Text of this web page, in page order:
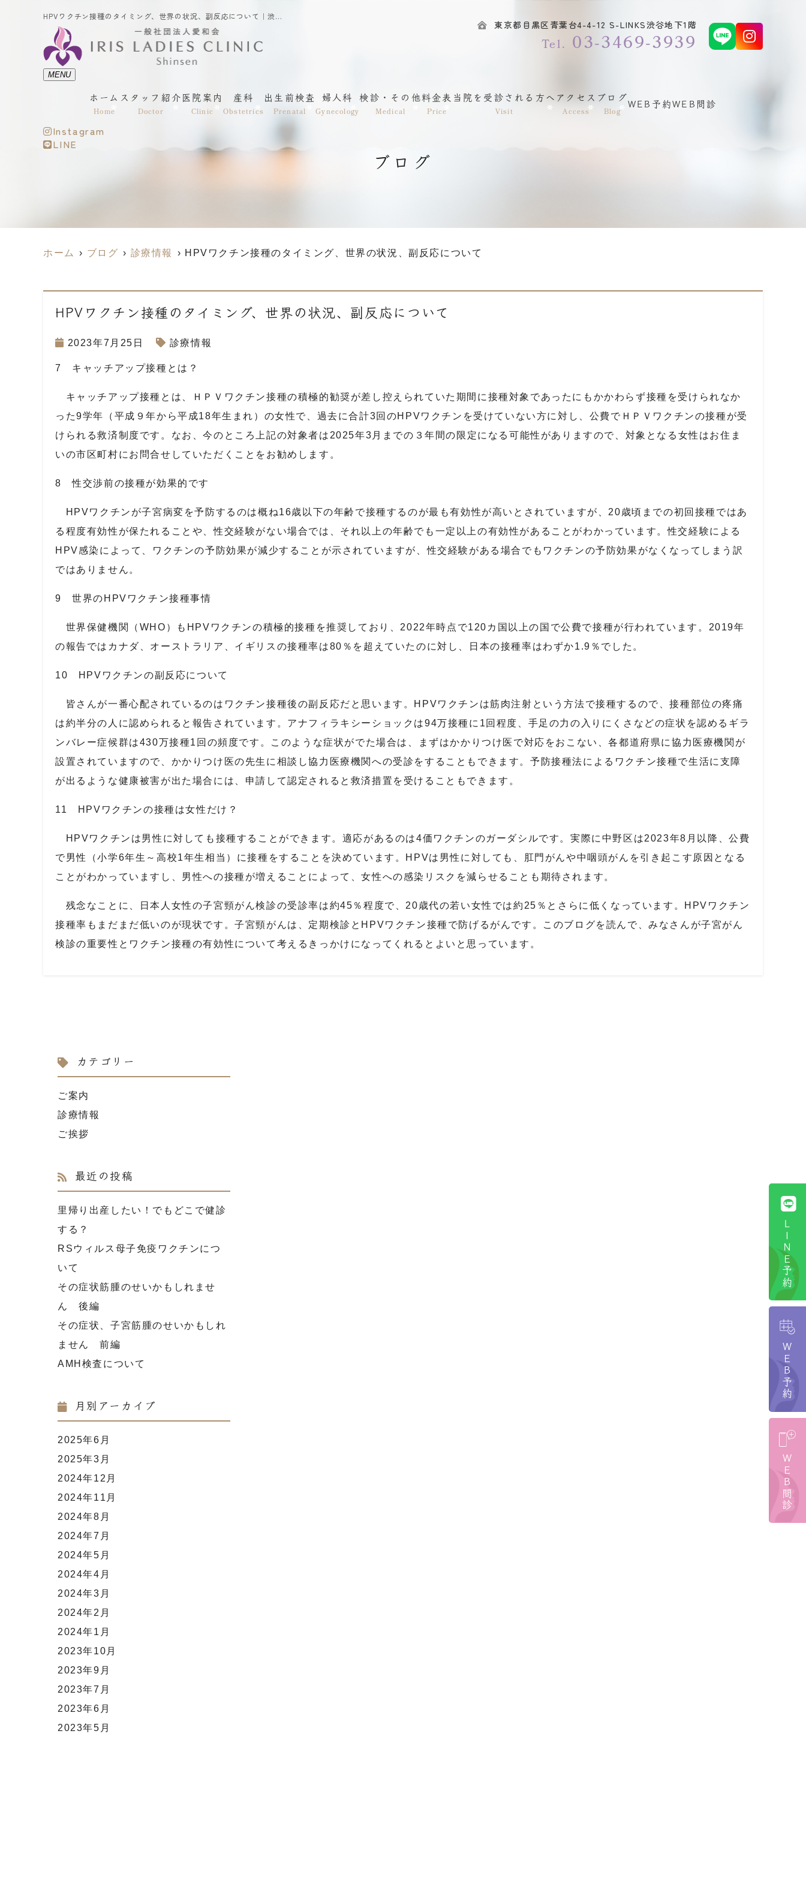
HPVワクチン接種のタイミング、世界の状況、副反応について｜渋谷・神泉｜目黒区の産婦人科｜IRISレディースクリニック神泉
東京都目黒区青葉台4-4-12 S-LINKS渋谷地下1階
Tel. 03-3469-3939
MENU
ホーム
Home
スタッフ紹介
Doctor
医院案内
Clinic
産科
Obstetrics
出生前検査
Prenatal
婦人科
Gynecology
検診・その他
Medical
料金表
Price
当院を受診される方へ
Visit
アクセス
Access
ブログ
Blog
WEB予約 WEB問診
Instagram
LINE
ＬＩＮＥ予約
ＷＥＢ予約
ＷＥＢ問診
ブログ
ホーム ブログ 診療情報 HPVワクチン接種のタイミング、世界の状況、副反応について
HPVワクチン接種のタイミング、世界の状況、副反応について
2023年7月25日 診療情報
7 キャッチアップ接種とは？
キャッチアップ接種とは、ＨＰＶワクチン接種の積極的勧奨が差し控えられていた期間に接種対象であったにもかかわらず接種を受けられなか
った9学年（平成９年から平成18年生まれ）の女性で、過去に合計3回のHPVワクチンを受けていない方に対し、公費でＨＰＶワクチンの接種が受
けられる救済制度です。なお、今のところ上記の対象者は 2025年3 月までの３年間の限定になる可能性がありますので、対象となる女性はお住ま
いの市区町村にお問合せしていただくことをお勧めします。
8 性交渉前の接種が効果的です
HPVワクチンが子宮病変を予防するのは概ね16歳以下の年齢で接種するのが最も有効性が高いとされていますが、 20歳頃までの初回接種ではあ
る程度有効性が保たれることや、性交経験がない場合では、それ以上の年齢でも一定以上の有効性があることがわかっています。性交経験による
HPV感染によって、ワクチンの予防効果が減少することが示されていますが、性交経験がある場合でもワクチンの予防効果がなくなってしまう訳
ではありません。
9 世界のHPVワクチン接種事情
世界保健機関（ WHO ）も HPV ワクチンの積極的接種を推奨しており、 2022年時点で120 カ国以上の国で公費で接種が行われています。 2019年
の報告ではカナダ、オーストラリア、イギリスの接種率は80 ％を超えていたのに対し、日本の接種率はわずか1.9 ％でした。
10 HPVワクチンの副反応について
皆さんが一番心配されているのはワクチン接種後の副反応だと思います。 HPVワクチンは筋肉注射という方法で接種するので、接種部位の疼痛
は約半分の人に認められると報告されています。アナフィラキシーショックは94万接種に 1 回程度、手足の力の入りにくさなどの症状を認めるギラ
ンバレー症候群は430万接種1 回の頻度です。このような症状がでた場合は、まずはかかりつけ医で対応をおこない、各都道府県に協力医療機関が
設置されていますので、かかりつけ医の先生に相談し協力医療機関への受診をすることもできます。予防接種法によるワクチン接種で生活に支障
が出るような健康被害が出た場合には、申請して認定されると救済措置を受けることもできます。
11 HPVワクチンの接種は女性だけ？
HPVワクチンは男性に対しても接種することができます。適応があるのは4価ワクチンのガーダシルです。実際に中野区は2023年8 月以降、公費
で男性（小学6年生～高校1年生相当）に接種をすることを決めています。 HPVは男性に対しても、肛門がんや中咽頭がんを引き起こす原因となる
ことがわかっていますし、男性への接種が増えることによって、女性への感染リスクを減らせることも期待されます。
残念なことに、日本人女性の子宮頸がん検診の受診率は約45 ％程度で、 20歳代の若い女性では約 25 ％とさらに低くなっています。 HPV ワクチン
接種率もまだまだ低いのが現状です。子宮頸がんは、定期検診と HPVワクチン接種で防げるがんです。このブログを読んで、みなさんが子宮がん
検診の重要性とワクチン接種の有効性について考えるきっかけになってくれるとよいと思っています。
カテゴリー
ご案内
診療情報
ご挨拶
最近の投稿
里帰り出産したい！でもどこで健診
する？
RSウィルス母子免疫ワクチンにつ
いて
その症状筋腫のせいかもしれませ
ん 後編
その症状、子宮筋腫のせいかもしれ
ません 前編
AMH検査について
月別アーカイブ
2025年6月
2025年3月
2024年12月
2024年11月
2024年8月
2024年7月
2024年5月
2024年4月
2024年3月
2024年2月
2024年1月
2023年10月
2023年9月
2023年7月
2023年6月
2023年5月